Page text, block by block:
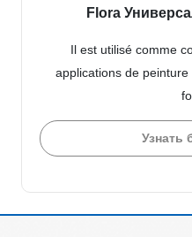
Flora
Il est utilisé comme
applications de
Узнать